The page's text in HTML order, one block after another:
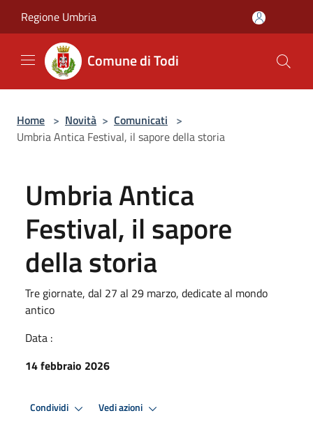
Regione Umbria
Comune di Todi
Home > Novità > Comunicati >
Umbria Antica Festival, il sapore della storia
Umbria Antica
Festival, il sapore
della storia
Tre giornate, dal 27 al 29 marzo, dedicate al mondo
antico
Data :
14 febbraio 2026
Condividi Vedi azioni